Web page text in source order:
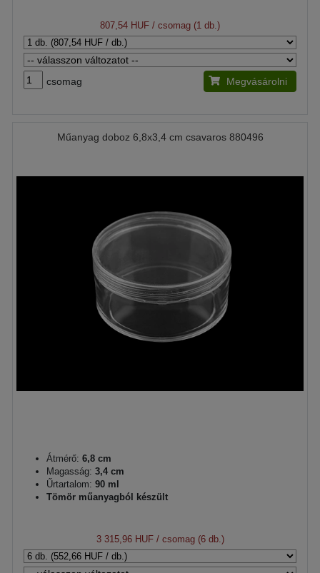
807,54 HUF / csomag (1 db.)
csomag Megvásárolni
Műanyag doboz 6,8x3,4 cm csavaros 880496
Átmérő: 6,8 cm
Magasság: 3,4 cm
Űrtartalom: 90 ml
Tömör műanyagból készült
3 315,96 HUF/ csomag (6 db.)